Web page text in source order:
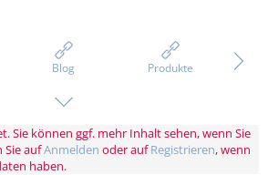
Blog Produkte
Sie können ggf. mehr Inhalt sehen, wenn Sie
Sie aufAnmelden oder aufRegistrieren, wenn
haben.